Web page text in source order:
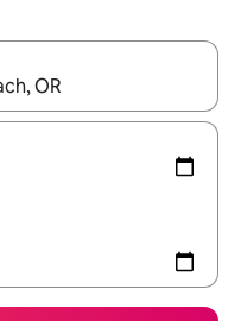
zijn, maak je een keuze